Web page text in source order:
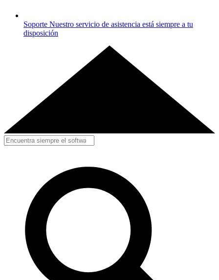
Soporte Nuestro servicio de asistencia está siempre a tu
disposición